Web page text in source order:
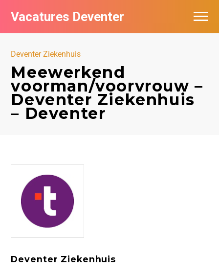
Vacatures Deventer
Deventer Ziekenhuis
Meewerkend
voorman/voorvrouw –
Deventer Ziekenhuis
– Deventer
Deventer Ziekenhuis
Vacatures per bedrijf in Deventer
Nieuwsbrief feed